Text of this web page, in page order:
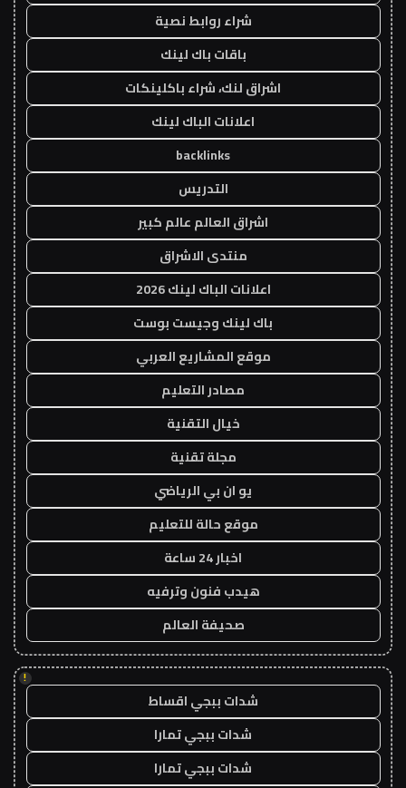
شراء روابط نصية
باقات باك لينك
اشراق لنك، شراء باكلينكات
اعلانات الباك لينك
backlinks
التدريس
اشراق العالم عالم كبير
منتدى الاشراق
اعلانات الباك لينك 2026
باك لينك وجيست بوست
موقع المشاريع العربي
مصادر التعليم
خيال التقنية
مجلة تقنية
يو ان بي الرياضي
موقع حالة للتعليم
اخبار 24 ساعة
هيدب فنون وترفيه
صحيفة العالم
!
شدات ببجي اقساط
شدات ببجي تمارا
شدات ببجي تمارا